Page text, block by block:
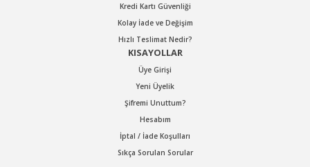
Kredi Kartı Güvenliği
Kolay İade ve Değişim
Hızlı Teslimat Nedir?
KISAYOLLAR
Üye Girişi
Yeni Üyelik
Şifremi Unuttum?
Hesabım
İptal / İade Koşulları
Sıkça Sorulan Sorular